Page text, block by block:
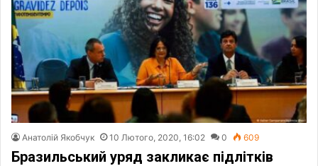
Анатолій Якобчук 10 Лютого, 2020, 16:02 0 609
Бразильський уряд закликає підлітків